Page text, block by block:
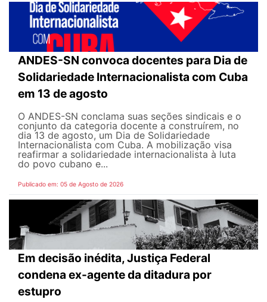
ANDES-SN convoca docentes para Dia de
Solidariedade Internacionalista com Cuba
em 13 de agosto
O ANDES-SN conclama suas seções sindicais e o
conjunto da categoria docente a construírem, no
dia 13 de agosto, um Dia de Solidariedade
Internacionalista com Cuba. A mobilização visa
reafirmar a solidariedade internacionalista à luta
do povo cubano e...
Publicado em: 05 de Agosto de 2026
Em decisão inédita, Justiça Federal
condena ex-agente da ditadura por
estupro